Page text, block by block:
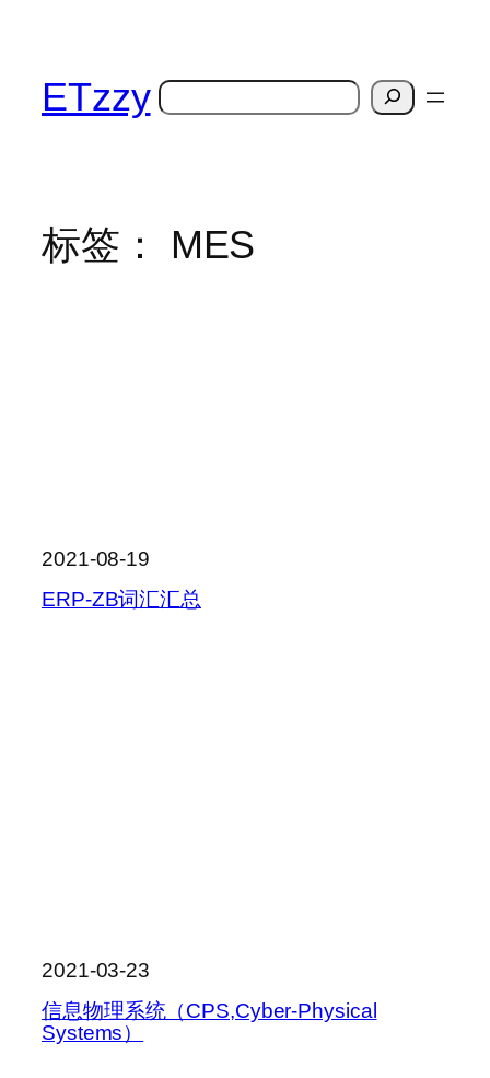
ETzzy 搜
标签： MES
2021-08-19
ERP-ZB词汇汇总
2021-03-23
信息物理系统（CPS,Cyber-Physical
Systems）